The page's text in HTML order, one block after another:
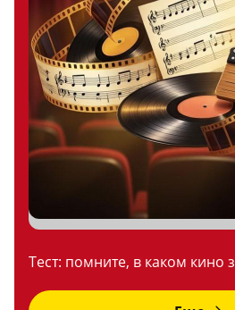
Тест: помните, в каком кино